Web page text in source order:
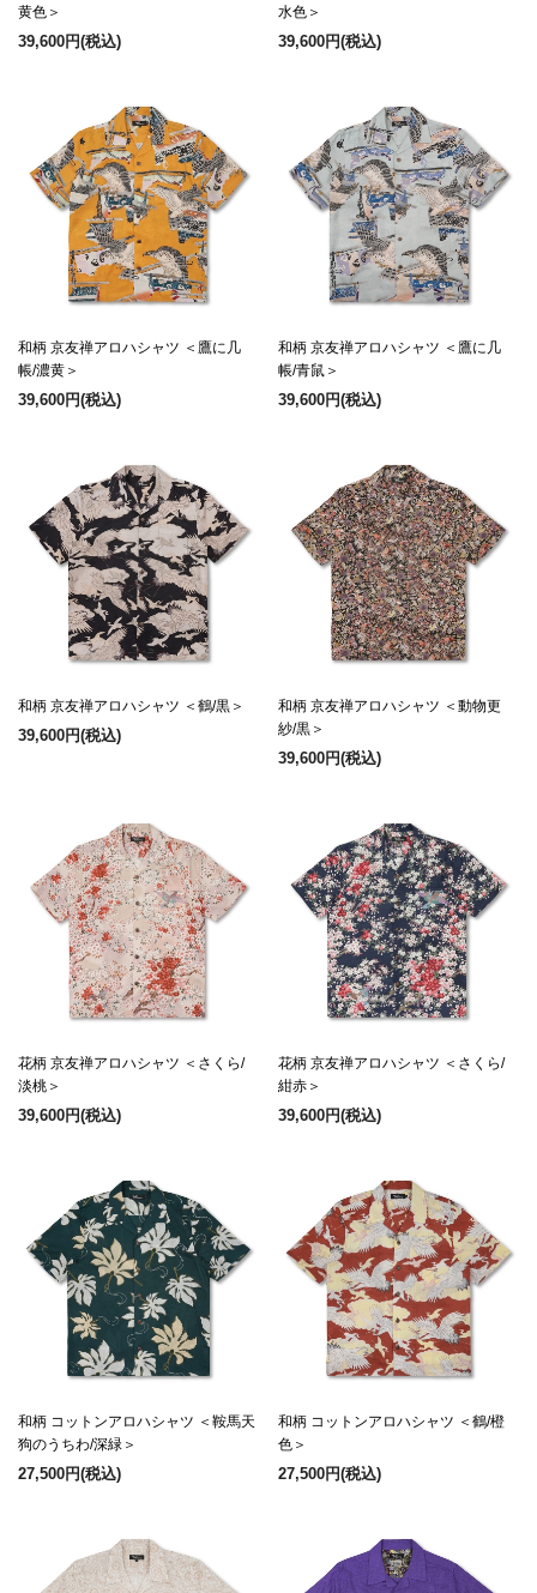
黄色＞
39,600円(税込)
水色＞
39,600円(税込)
和柄 京友禅アロハシャツ ＜鷹に几
帳/濃黄＞
39,600円(税込)
和柄 京友禅アロハシャツ ＜鷹に几
帳/青鼠＞
39,600円(税込)
和柄 京友禅アロハシャツ ＜鶴/黒＞
39,600円(税込)
和柄 京友禅アロハシャツ ＜動物更
紗/黒＞
39,600円(税込)
花柄 京友禅アロハシャツ ＜さくら/
淡桃＞
39,600円(税込)
花柄 京友禅アロハシャツ ＜さくら/
紺赤＞
39,600円(税込)
和柄 コットンアロハシャツ ＜鞍馬天
狗のうちわ/深緑＞
27,500円(税込)
和柄 コットンアロハシャツ ＜鶴/橙
色＞
27,500円(税込)